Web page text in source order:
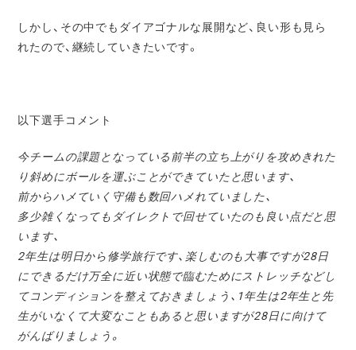
しかし、その中でもダイアゴナルな展開など、良い形も見ら
れたので、継続していきたいです。
以下選手コメント
今チームの課題となっている前半の立ち上がりを攻めきれた
り斜めにボールを運ぶことができていたと思います、
前からハメていく守備も数回ハメれていました、
多少雑くなってもダイレクトで回せていたのも良い点だと思
います、
2年生は明日から修学旅行です、 楽しむのも大事ですが28日
にできるだけ万全に近い状態で臨むためにストレッチなどし
てコンディションを整えておきましょう、 1年生は2年生と先
生がいなくて大変なこともあると思いますが28日に向けて
がんばりましょう。